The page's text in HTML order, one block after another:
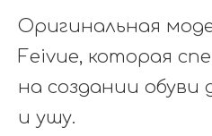
Оригинальная
Feivue, которая
на создании обуви
и ушу.